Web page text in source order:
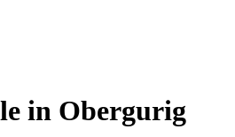
in Obergurig